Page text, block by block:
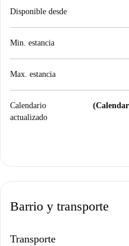
Disponible desde
Min. estancia
Max. estancia
Calendario
actualizado
Barrio y transporte
Transporte